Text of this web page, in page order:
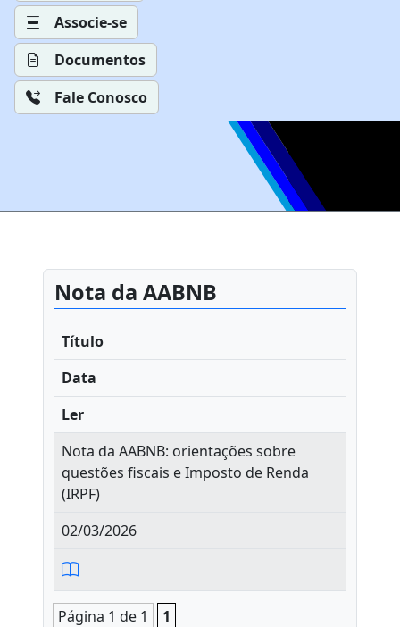
Associe-se
Documentos
Fale Conosco
Nota da AABNB
Título
Data
Ler
Nota da AABNB: orientações sobre
questões fiscais e Imposto de Renda
(IRPF)
02/03/2026
Página 1 de 1 1